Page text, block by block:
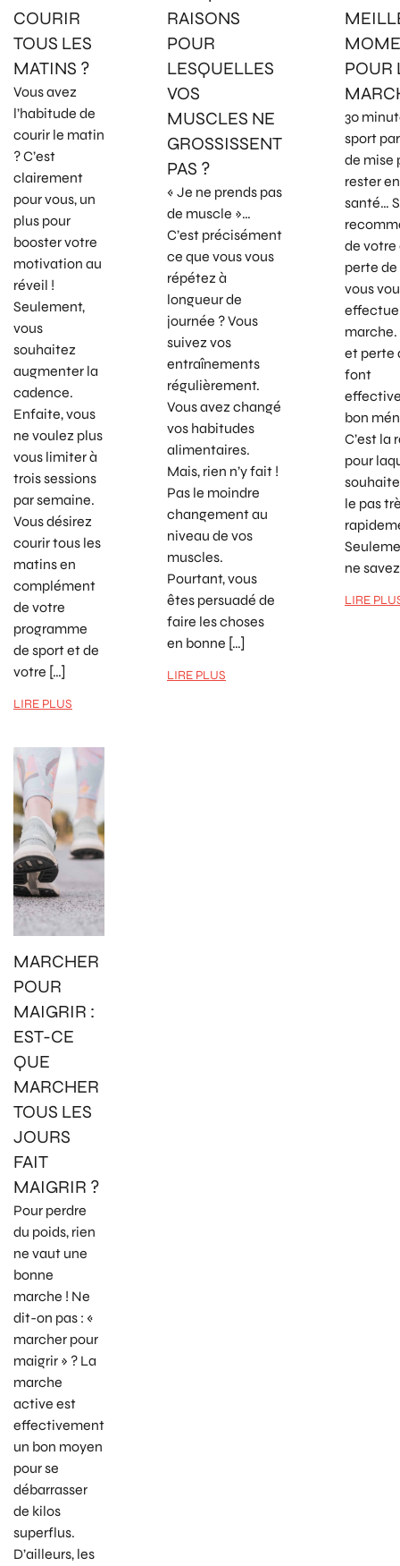
COURIR
TOUS LES
MATINS ?
Vous avez
l’habitude de
courir le matin
? C’est
clairement
pour vous, un
plus pour
booster votre
motivation au
réveil !
Seulement,
vous
souhaitez
augmenter la
cadence.
Enfaite, vous
ne voulez plus
vous limiter à
trois sessions
par semaine.
Vous désirez
courir tous les
matins en
complément
de votre
programme
de sport et de
votre […]
LIRE PLUS
RAISONS
POUR
LESQUELLES
VOS
MUSCLES NE
GROSSISSENT
PAS ?
« Je ne prends pas
de muscle »…
C’est précisément
ce que vous vous
répétez à
longueur de
journée ? Vous
suivez vos
entraînements
régulièrement.
Vous avez changé
vos habitudes
alimentaires.
Mais, rien n’y fait !
Pas le moindre
changement au
niveau de vos
muscles.
Pourtant, vous
êtes persuadé de
faire les choses
en bonne […]
LIRE PLUS
POUR
30
sport
de mise
rester
santé…
de
perte de
vous
et perte
font
bon
C’est la
pour
le pas
ne
LIRE
MARCHER
POUR
MAIGRIR :
EST-CE
QUE
MARCHER
TOUS LES
JOURS
FAIT
MAIGRIR ?
Pour perdre
du poids, rien
ne vaut une
bonne
marche ! Ne
dit-on pas : «
marcher pour
maigrir » ? La
marche
active est
effectivement
un bon moyen
pour se
débarrasser
de kilos
superflus.
D’ailleurs, les